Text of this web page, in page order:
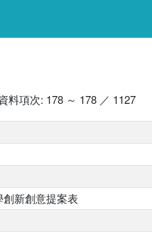
料項次: 178 ～ 178 ／ 1127
新創意提案表